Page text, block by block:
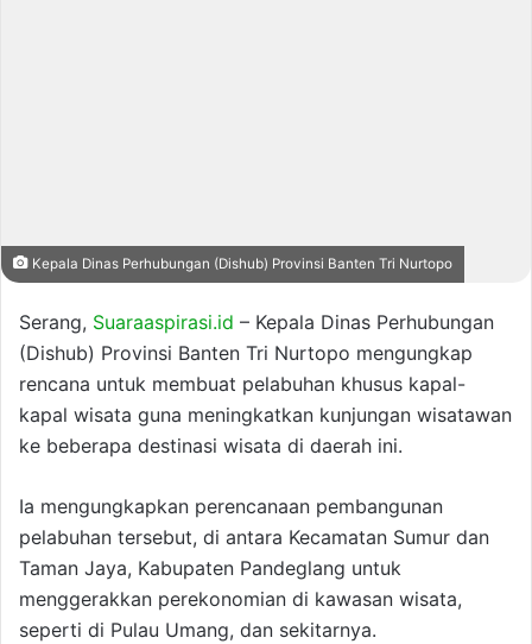
Kepala Dinas Perhubungan (Dishub) Provinsi Banten Tri Nurtopo
Serang, Suaraaspirasi.id – Kepala Dinas Perhubungan
(Dishub) Provinsi Banten Tri Nurtopo mengungkap
rencana untuk membuat pelabuhan khusus kapal-
kapal wisata guna meningkatkan kunjungan wisatawan
ke beberapa destinasi wisata di daerah ini.
Ia mengungkapkan perencanaan pembangunan
pelabuhan tersebut, di antara Kecamatan Sumur dan
Taman Jaya, Kabupaten Pandeglang untuk
menggerakkan perekonomian di kawasan wisata,
seperti di Pulau Umang, dan sekitarnya.